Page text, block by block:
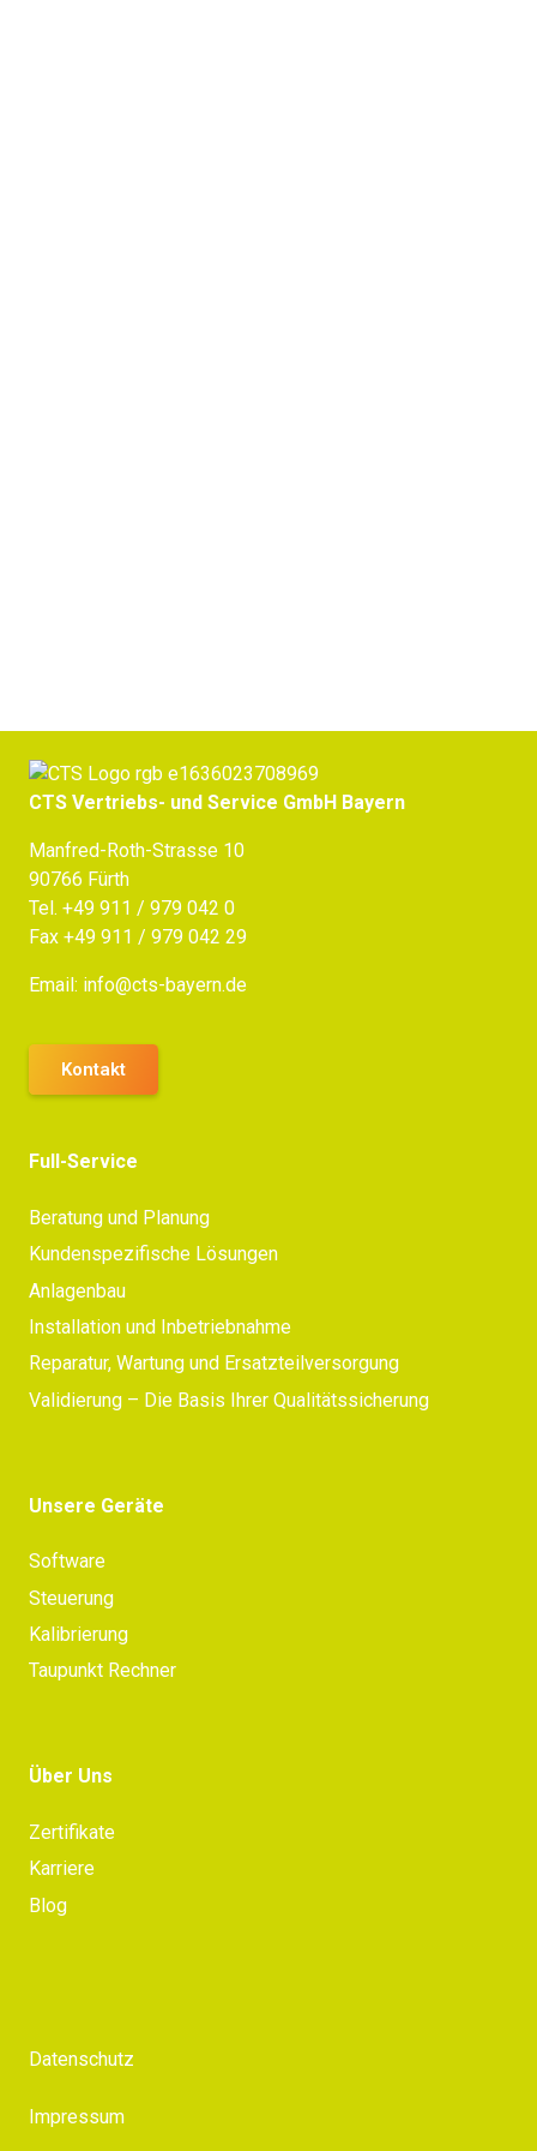
CTS Vertriebs- und Service GmbH Bayern
Manfred-Roth-Strasse 10
90766 Fürth
Tel. +49 911 / 979 042 0
Fax +49 911 / 979 042 29
Email: info@cts-bayern.de
Kontakt
Full-Service
Beratung und Planung
Kundenspezifische Lösungen
Anlagenbau
Installation und Inbetriebnahme
Reparatur, Wartung und Ersatzteilversorgung
Validierung – Die Basis Ihrer Qualitätssicherung
Unsere Geräte
Software
Steuerung
Kalibrierung
Taupunkt Rechner
Über Uns
Zertifikate
Karriere
Blog
Datenschutz
Impressum